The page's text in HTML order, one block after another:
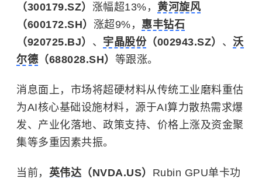
（300179.SZ） 涨幅超13%， 黄河旋风
（600172.SH） 涨超9%， 惠丰钻石
（920725.BJ） 、 宇晶股份（002943.SZ） 、 沃
尔德 （688028.SH） 等跟涨。
消息面上，市场将超硬材料从传统工业磨料重估
为AI核心基础设施材料，源于AI算力散热需求爆
发、产业化落地、政策支持、价格上涨及资金聚
集等多重因素共振。
当前， 英伟达 （NVDA.US） Rubin GPU单卡功